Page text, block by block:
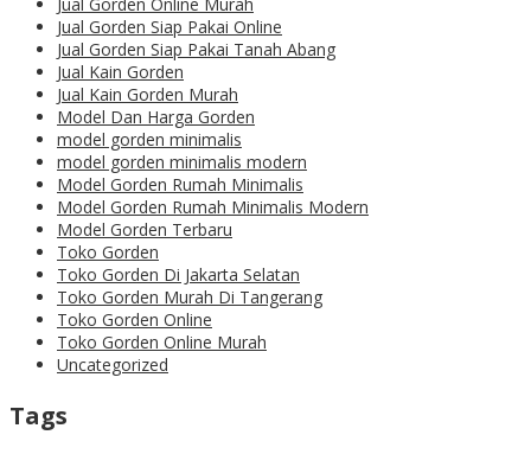
Jual Gorden Siap Pakai Online
Jual Gorden Siap Pakai Tanah Abang
Jual Kain Gorden
Jual Kain Gorden Murah
Model Dan Harga Gorden
model gorden minimalis
model gorden minimalis modern
Model Gorden Rumah Minimalis
Model Gorden Rumah Minimalis Modern
Model Gorden Terbaru
Toko Gorden
Toko Gorden Di Jakarta Selatan
Toko Gorden Murah Di Tangerang
Toko Gorden Online
Toko Gorden Online Murah
Uncategorized
Tags